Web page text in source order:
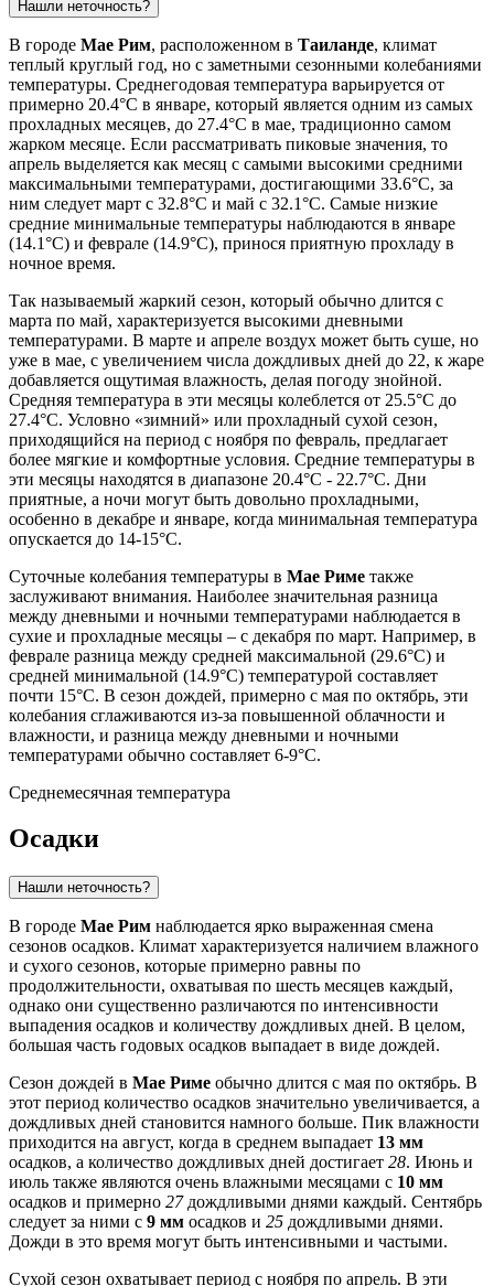
Нашли неточность?
В городе Мае Рим, расположенном в Таиланде, климат
теплый круглый год, но с заметными сезонными колебаниями
температуры. Среднегодовая температура варьируется от
примерно 20.4°C в январе, который является одним из самых
прохладных месяцев, до 27.4°C в мае, традиционно самом
жарком месяце. Если рассматривать пиковые значения, то
апрель выделяется как месяц с самыми высокими средними
максимальными температурами, достигающими 33.6°C, за
ним следует март с 32.8°C и май с 32.1°C. Самые низкие
средние минимальные температуры наблюдаются в январе
(14.1°C) и феврале (14.9°C), принося приятную прохладу в
ночное время.
Так называемый жаркий сезон, который обычно длится с
марта по май, характеризуется высокими дневными
температурами. В марте и апреле воздух может быть суше, но
уже в мае, с увеличением числа дождливых дней до 22, к жаре
добавляется ощутимая влажность, делая погоду знойной.
Средняя температура в эти месяцы колеблется от 25.5°C до
27.4°C. Условно «зимний» или прохладный сухой сезон,
приходящийся на период с ноября по февраль, предлагает
более мягкие и комфортные условия. Средние температуры в
эти месяцы находятся в диапазоне 20.4°C - 22.7°C. Дни
приятные, а ночи могут быть довольно прохладными,
особенно в декабре и январе, когда минимальная температура
опускается до 14-15°C.
Суточные колебания температуры в Мае Риме также
заслуживают внимания. Наиболее значительная разница
между дневными и ночными температурами наблюдается в
сухие и прохладные месяцы – с декабря по март. Например, в
феврале разница между средней максимальной (29.6°C) и
средней минимальной (14.9°C) температурой составляет
почти 15°C. В сезон дождей, примерно с мая по октябрь, эти
колебания сглаживаются из-за повышенной облачности и
влажности, и разница между дневными и ночными
температурами обычно составляет 6-9°C.
Среднемесячная температура
Осадки
Нашли неточность?
В городе Мае Рим наблюдается ярко выраженная смена
сезонов осадков. Климат характеризуется наличием влажного
и сухого сезонов, которые примерно равны по
продолжительности, охватывая по шесть месяцев каждый,
однако они существенно различаются по интенсивности
выпадения осадков и количеству дождливых дней. В целом,
большая часть годовых осадков выпадает в виде дождей.
Сезон дождей в Мае Риме обычно длится с мая по октябрь. В
этот период количество осадков значительно увеличивается, а
дождливых дней становится намного больше. Пик влажности
приходится на август, когда в среднем выпадает 13 мм
осадков, а количество дождливых дней достигает 28. Июнь и
июль также являются очень влажными месяцами с 10 мм
осадков и примерно 27дождливыми днями каждый. Сентябрь
следует за ними с 9 мм осадков и 25 дождливыми днями.
Дожди в это время могут быть интенсивными и частыми.
Сухой сезон охватывает период с ноября по апрель. В эти